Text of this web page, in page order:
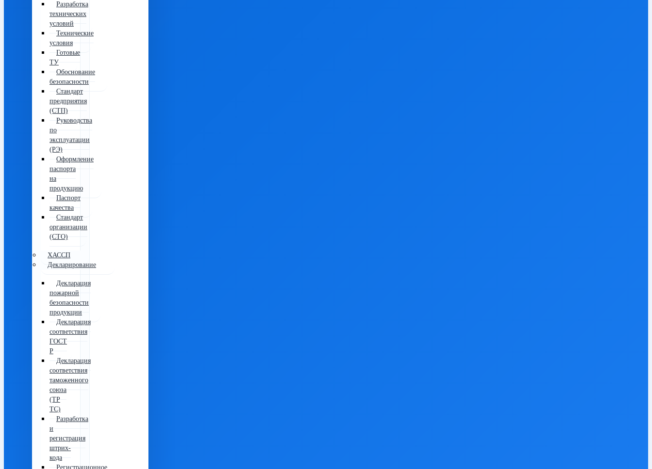
Разработка
технических
условий
Технические
условия
Готовые
ТУ
Обоснование
безопасности
Стандарт
предприятия
(СТП)
Руководства
по
эксплуатации
(РЭ)
Оформление
паспорта
на
продукцию
Паспорт
качества
Стандарт
организации
(СТО)
ХАССП
Декларирование
Декларация
пожарной
безопасности
продукции
Декларация
соответствия
ГОСТ
Р
Декларация
соответствия
таможенного
союза
(ТР
ТС)
Разработка
и
регистрация
штрих-
кода
Регистрационное